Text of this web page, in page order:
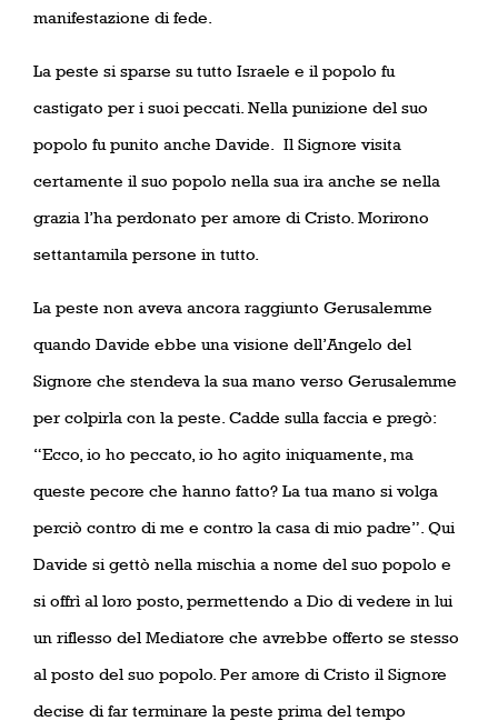
manifestazione di fede.
La peste si sparse su tutto Israele e il popolo fu
castigato per i suoi peccati. Nella punizione del suo
popolo fu punito anche Davide.
Il Signore visita
certamente il suo popolo nella sua ira anche se nella
grazia l’ha perdonato per amore di Cristo. Morirono
settantamila persone in tutto.
La peste non aveva ancora raggiunto Gerusalemme
quando Davide ebbe una visione dell’Angelo del
Signore che stendeva la sua mano verso Gerusalemme
per colpirla con la peste. Cadde sulla faccia e pregò:
“Ecco, io ho peccato, io ho agito iniquamente, ma
queste pecore che hanno fatto? La tua mano si volga
perciò contro di me e contro la casa di mio padre”. Qui
Davide si gettò nella mischia a nome del suo popolo e
si offrì al loro posto, permettendo a Dio di vedere in lui
un riflesso del Mediatore che avrebbe offerto se stesso
al posto del suo popolo. Per amore di Cristo il Signore
decise di far terminare la peste prima del tempo